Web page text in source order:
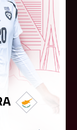
UEFA
ar 1:4
Latvijas
2026.